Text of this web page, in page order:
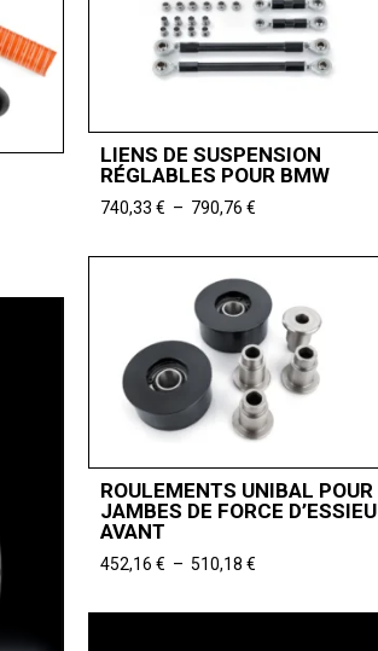
LIENS DE SUSPENSION
RÉGLABLES POUR BMW
740,33 € – 790,76 €Plage
prix :
740,33 €
790,76 €
ROULEMENTS UNIBAL POUR
JAMBES DE FORCE D’ESSIEU
AVANT
452,16 € – 510,18 €Plage
prix :